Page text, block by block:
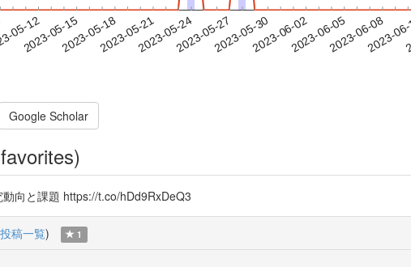
05-12
2023-05-152023-05-182023-05-212023-05-242023-05-272023-05-302023-06-022023-06-052023-06-08
2023-
Google Scholar
向と課題 https://t.co/hDd9RxDeQ3
投稿一覧) 1